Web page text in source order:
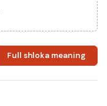
Full shloka meaning